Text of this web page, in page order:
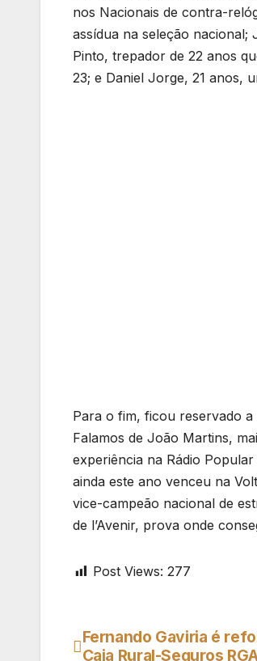
nos Nacionais de contra-
assídua na seleção nacional;
Pinto, trepador de 22 anos
23; e Daniel Jorge, 21 anos,
Para o fim, ficou reservado a
Falamos de João Martins,
experiência na Rádio
ainda este ano venceu na
vice-campeão nacional de
de l’Avenir, prova onde
Post Views: 277
Navegação
Fernando Gaviria é
Caja Rural-Seguros